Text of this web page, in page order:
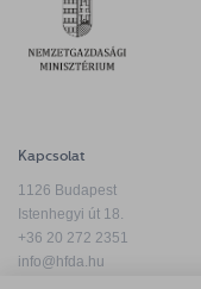
Kapcsolat
1126 Budapest
Istenhegyi út 18.
+36 20 272 2351
info@hfda.hu